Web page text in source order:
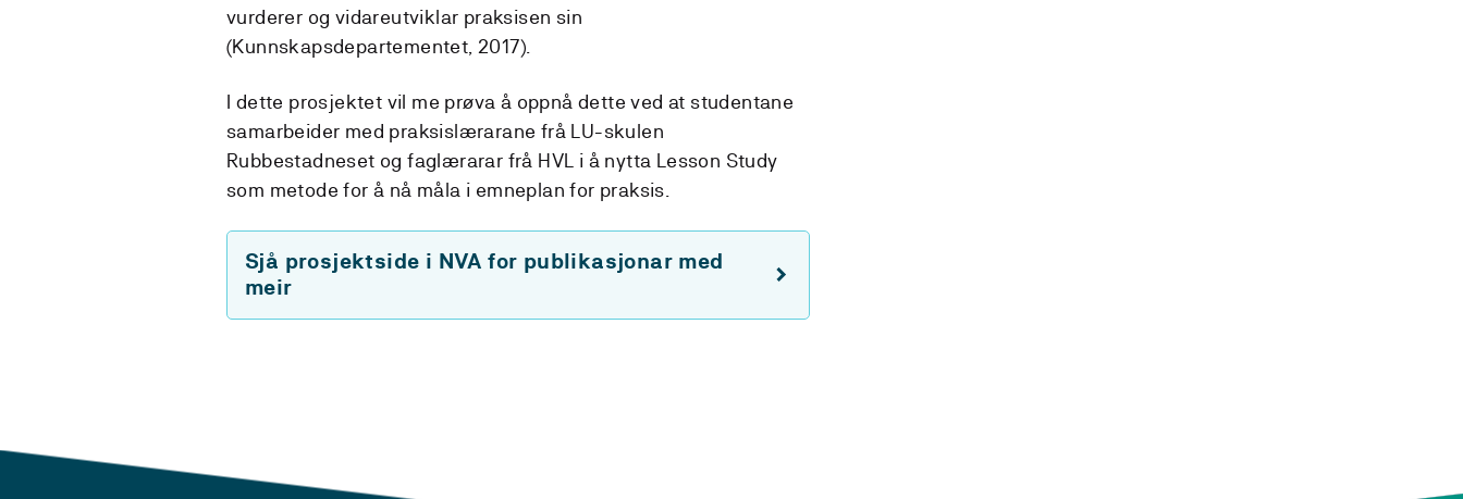
vurderer og vidareutviklar praksisen sin
(Kunnskapsdepartementet, 2017).
I dette prosjektet vil me prøva å oppnå dette ved at studentane
samarbeider med praksislærarane frå LU-skulen
Rubbestadneset og faglærarar frå HVL i å nytta Lesson Study
som metode for å nå måla i emneplan for praksis.
Sjå prosjektside i NVA for publikasjonar med
meir